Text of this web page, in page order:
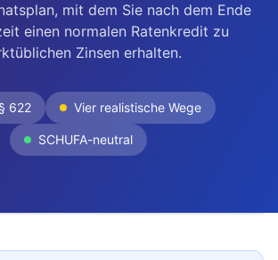
mit dem Sie nach dem Ende
einen normalen Ratenkredit zu
Zinsen erhalten.
622 Vier realistische Wege
SCHUFA-neutral